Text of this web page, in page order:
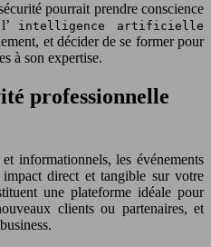
pourrait prendre conscience
intelligence artificielle
et décider de se former pour
à son expertise.
professionnelle
informationnels, les événements
direct et tangible sur votre
une plateforme idéale pour
clients ou partenaires, et